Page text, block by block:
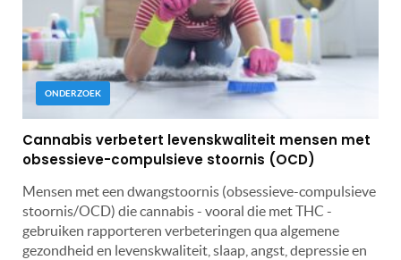
ONDERZOEK
Cannabis verbetert levenskwaliteit mensen met
obsessieve-compulsieve stoornis (OCD)
Mensen met een dwangstoornis (obsessieve-compulsieve
stoornis/OCD) die cannabis - vooral die met THC -
gebruiken rapporteren verbeteringen qua algemene
gezondheid en levenskwaliteit, slaap, angst, depressie en